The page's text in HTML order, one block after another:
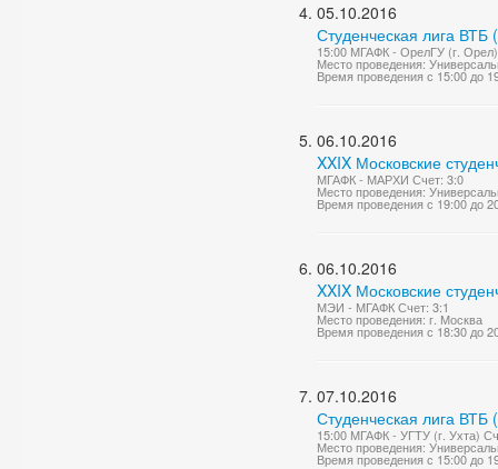
05.10.2016
Студенческая лига ВТБ
15:00 МГАФК - ОрелГУ (г.
Место проведения:
Время проведения с 15:00 до
06.10.2016
XXIX Московские
МГАФК - МАРХИ Счет: 3:0
Место проведения:
Время проведения с 19:00 до
06.10.2016
XXIX Московские
МЭИ - МГАФК Счет: 3:1
Место проведения: г. Москва
Время проведения с 18:30 до
07.10.2016
Студенческая лига ВТБ
15:00 МГАФК - УГТУ (г. Ухта)
Место проведения:
Время проведения с 15:00 до